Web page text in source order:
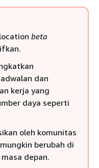
beta
dan
kerja yang
daya seperti
oleh komunitas
berubah di
depan.